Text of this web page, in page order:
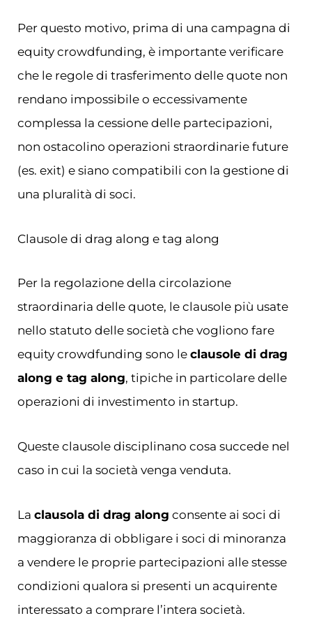
Per questo motivo, prima di una campagna di
equity crowdfunding, è importante verificare
che le regole di trasferimento delle quote non
rendano impossibile o eccessivamente
complessa la cessione delle partecipazioni,
non ostacolino operazioni straordinarie future
(es. exit) e siano compatibili con la gestione di
una pluralità di soci.
Clausole di drag along e tag along
Per la regolazione della circolazione
straordinaria delle quote, le clausole più usate
nello statuto delle società che vogliono fare
equity crowdfunding sono le clausole di drag
along e tag along, tipiche in particolare delle
operazioni di investimento in startup.
Queste clausole disciplinano cosa succede nel
caso in cui la società venga venduta.
La clausola di drag along consente ai soci di
maggioranza di obbligare i soci di minoranza
a vendere le proprie partecipazioni alle stesse
condizioni qualora si presenti un acquirente
interessato a comprare l’intera società.